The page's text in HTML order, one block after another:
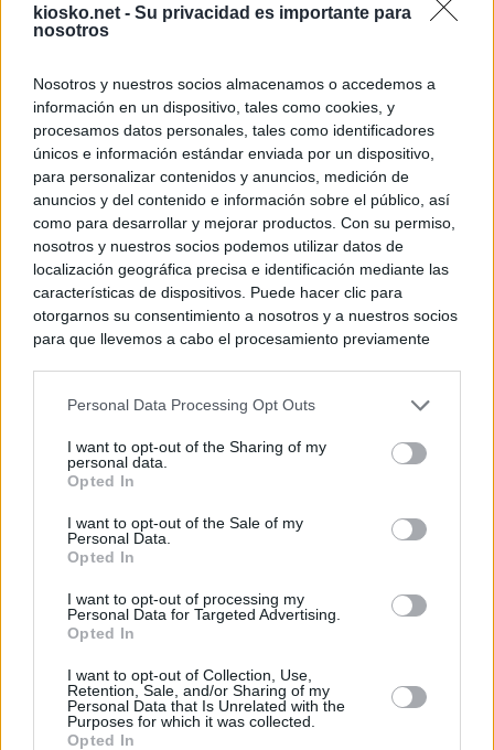
kiosko.net - Su privacidad es importante para
nosotros
Nosotros y nuestros socios almacenamos o accedemos a
información en un dispositivo, tales como cookies, y
procesamos datos personales, tales como identificadores
únicos e información estándar enviada por un dispositivo,
para personalizar contenidos y anuncios, medición de
anuncios y del contenido e información sobre el público, así
como para desarrollar y mejorar productos. Con su permiso,
nosotros y nuestros socios podemos utilizar datos de
localización geográfica precisa e identificación mediante las
características de dispositivos. Puede hacer clic para
otorgarnos su consentimiento a nosotros y a nuestros socios
para que llevemos a cabo el procesamiento previamente
negar su consentimiento. Tenga en cuenta que algún
de su consentimiento, pero usted tiene el derecho de
rechazar tal procesamiento. Sus preferencias se aplicarán
cualquier momento entrando de nuevo en este sitio web o
visitando nuestra política de privacidad.
Personal Data Processing Opt Outs
I want to opt-out of the Sharing of my
personal data.
Opted In
I want to opt-out of the Sale of my
Personal Data.
Opted In
I want to opt-out of processing my
Personal Data for Targeted Advertising.
Opted In
I want to opt-out of Collection, Use,
Retention, Sale, and/or Sharing of my
Personal Data that Is Unrelated with the
Purposes for which it was collected.
Opted In